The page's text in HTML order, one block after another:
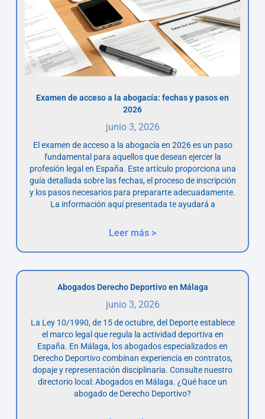
Examen de acceso a la abogacía: fechas y pasos en
2026
junio 3, 2026
El examen de acceso a la abogacía en 2026 es un paso
fundamental para aquellos que desean ejercer la
profesión legal en España. Este artículo proporciona una
guía detallada sobre las fechas, el proceso de inscripción
y los pasos necesarios para prepararte adecuadamente.
La información aquí presentada te ayudará a
Leer más >
Abogados Derecho Deportivo en Málaga
junio 3, 2026
La Ley 10/1990, de 15 de octubre, del Deporte establece
el marco legal que regula la actividad deportiva en
España. En Málaga, los abogados especializados en
Derecho Deportivo combinan experiencia en contratos,
dopaje y representación disciplinaria. Consulte nuestro
directorio local: Abogados en Málaga. ¿Qué hace un
abogado de Derecho Deportivo?